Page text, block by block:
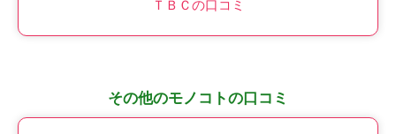
ＴＢＣの口コミ
その他のモノコトの口コミ